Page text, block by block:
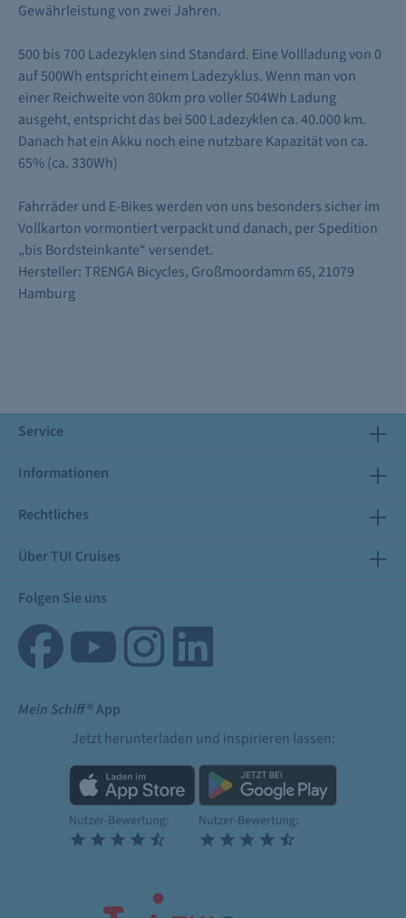
Gewährleistung von zwei Jahren.
500 bis 700 Ladezyklen sind Standard. Eine Vollladung von 0
auf 500Wh entspricht einem Ladezyklus. Wenn man von
einer Reichweite von 80km pro voller 504Wh Ladung
ausgeht, entspricht das bei 500 Ladezyklen ca. 40.000 km.
Danach hat ein Akku noch eine nutzbare Kapazität von ca.
65% (ca. 330Wh)
Fahrräder und E-Bikes werden von uns besonders sicher im
Vollkarton vormontiert verpackt und danach, per Spedition
„bis Bordsteinkante“ versendet.
Hersteller: TRENGA Bicycles, Großmoordamm 65, 21079
Hamburg
Service
Informationen
Rechtliches
Über TUI Cruises
Folgen Sie uns
Mein Schiff® App
Jetzt herunterladen und inspirieren lassen: